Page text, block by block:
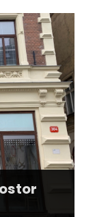
bytu
kupní ceny
změna